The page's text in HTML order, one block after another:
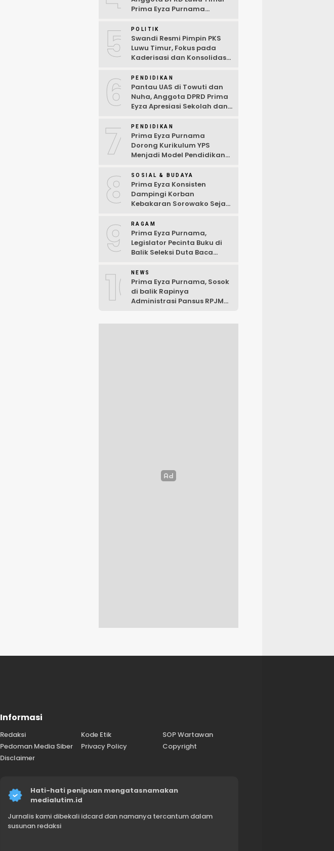
Prima Eyza Purnama
Terbuka
5 POLITIK
Swandi Resmi Pimpin PKS
Luwu Timur, Fokus pada
Kaderisasi dan Konsolidasi
6 PENDIDIKAN
Pantau UAS di Towuti dan
Nuha, Anggota DPRD Prima
Eyza Apresiasi Sekolah dan
Digital
7 PENDIDIKAN
Prima Eyza Purnama
Dorong Kurikulum YPS
Menjadi Model Pendidikan
8 SOSIAL & BUDAYA
Prima Eyza Konsisten
Dampingi Korban
Kebakaran Sorowako Sejak
9 RAGAM
Prima Eyza Purnama,
Legislator Pecinta Buku di
Balik Seleksi Duta Baca
10NEWS
Prima Eyza Purnama, Sosok
di balik Rapinya
Administrasi Pansus RPJMD
Informasi
Redaksi Kode Etik
SOP Wartawan
Pedoman Media Siber
Privacy Policy
Copyright
Disclaimer
Hati-hati penipuan mengatasnamakan
medialutim.id
Jurnalis kami dibekali idcard dan namanya tercantum dalam
susunan redaksi